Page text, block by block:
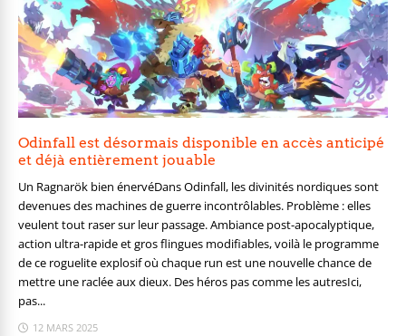
Odinfall est désormais disponible en accès anticipé
et déjà entièrement jouable
Un Ragnarök bien énervéDans Odinfall, les divinités nordiques sont
devenues des machines de guerre incontrôlables. Problème : elles
veulent tout raser sur leur passage. Ambiance post-apocalyptique,
action ultra-rapide et gros flingues modifiables, voilà le programme
de ce roguelite explosif où chaque run est une nouvelle chance de
mettre une raclée aux dieux. Des héros pas comme les autresIci,
pas...
12 MARS 2025